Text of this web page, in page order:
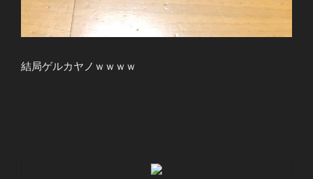
結局ゲルカヤノｗｗｗｗ